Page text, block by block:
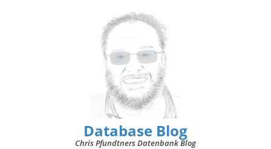
Database Blog
Chris Pfundtners Datenbank Blog